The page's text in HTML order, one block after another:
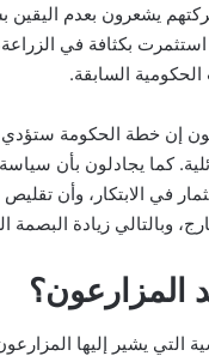
يشعرون بعدم
بكثافة في
السابقة.
إن خطة الحكومة ستؤدي
كما يجادلون بأن
في الابتكار، وأن
وبالتالي زيادة البصمة
المزارعون؟
التي يشير إليها